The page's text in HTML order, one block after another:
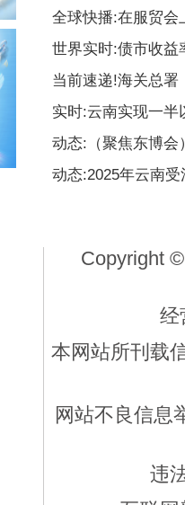
全球快播:在服贸会
世界实时:债市收益
当前速递!海关总署
实时:云南实现一半
动态:（聚焦东博会
动态:2025年云南
Copyright
经
本网站所刊载
网站不良信息
违